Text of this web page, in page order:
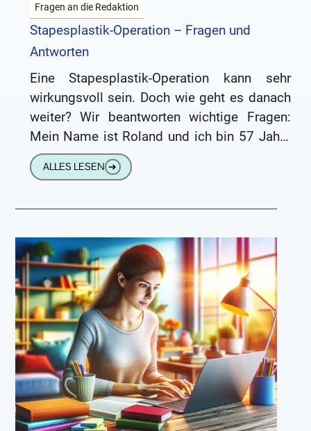
Fragen an die Redaktion
Stapesplastik-Operation – Fragen und
Antworten
Eine Stapesplastik-Operation kann sehr
wirkungsvoll sein. Doch wie geht es danach
weiter? Wir beantworten wichtige Fragen:
Mein Name ist Roland und ich bin 57 Jahre
alt. Vor sechs Monaten hatte
ALLES LESEN ➔